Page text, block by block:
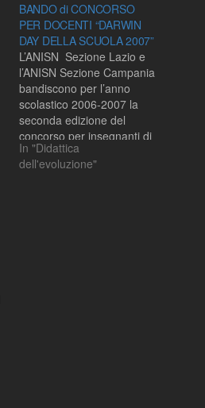
BANDO di CONCORSO
PER DOCENTI “DARWIN
DAY DELLA SCUOLA 2007”
L’ANISN Sezione Lazio e
l’ANISN Sezione Campania
bandiscono per l’anno
scolastico 2006-2007 la
seconda edizione del
concorso per insegnanti di
Scienze di scuola primaria
e secondaria sul tema
In "Didattica
dell'evoluzione"